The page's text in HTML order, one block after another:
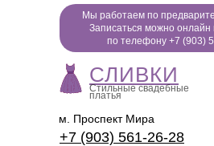
Мы работаем по
Записаться можно онлайн
по телефону +7 (903)
+7 (903) 561-26-28
СЛИВКИ
Стильные свадебные
платья
м. Проспект Мира